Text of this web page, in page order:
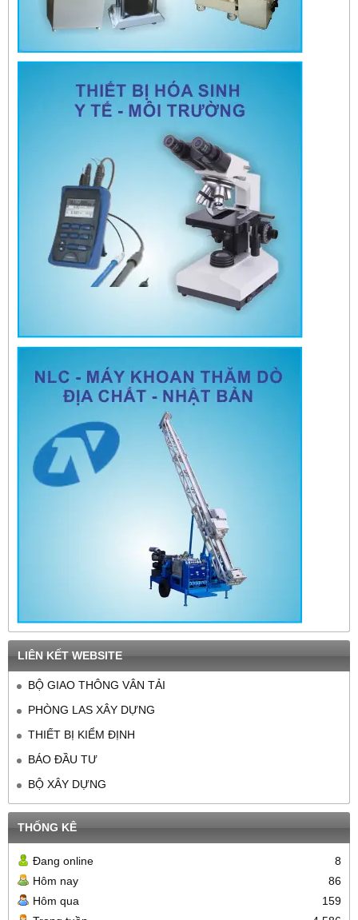
LIÊN KẾT WEBSITE
BỘ GIAO THÔNG VÂN TẢI
PHÒNG LAS XÂY DỰNG
THIẾT BỊ KIỂM ĐỊNH
BÁO ĐẦU TƯ
BỘ XÂY DỰNG
THỐNG KÊ
Đang online
8
Hôm nay
86
Hôm qua
159